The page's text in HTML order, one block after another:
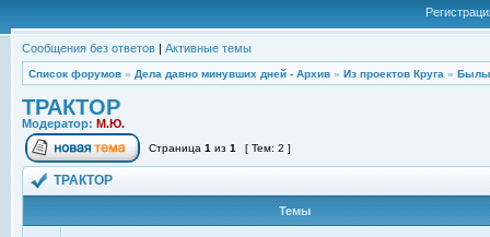
Сообщения без ответов | Активные темы
Список форумов » Дела давно минувших дней - Архив » Из проектов Круга »
ТРАКТОР
Модератор: М.Ю.
Страница 1 из 1 [ Тем: 2 ]
ТРАКТОР
Темы